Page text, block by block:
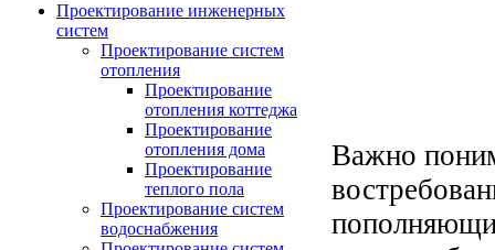
Проектирование инженерных
систем
Проектирование систем
отопления
Проектирование
отопления коттеджа
Проектирование
отопления дома
Проектирование
теплого пола
Проектирование систем
водоснабжения
Важно